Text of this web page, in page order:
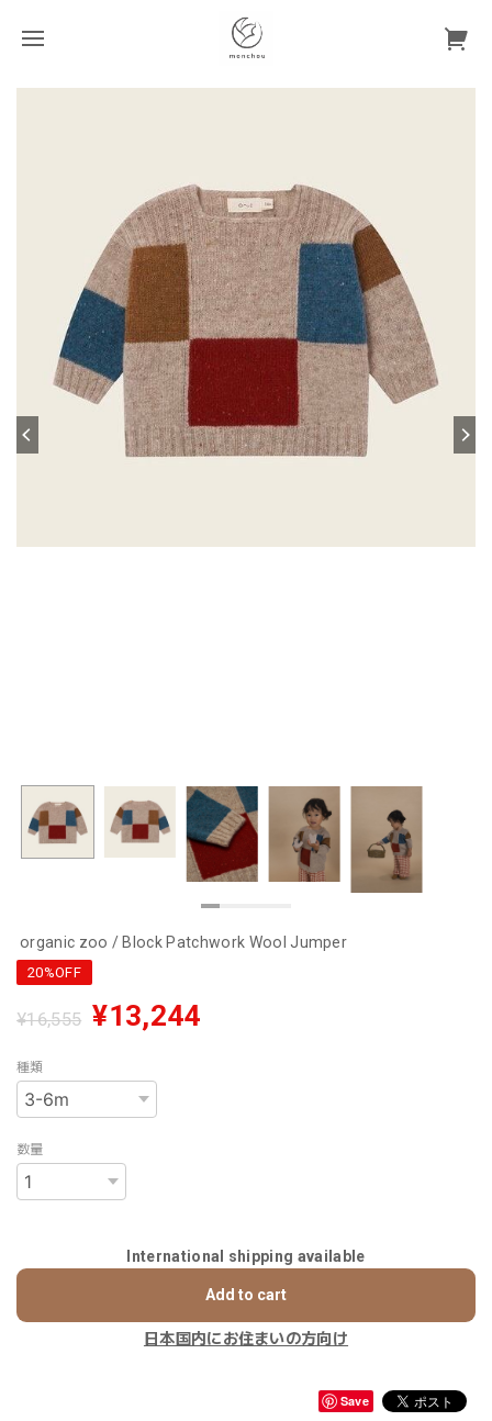
organic zoo / Block Patchwork Wool Jumper
20%OFF
¥16,555 ¥13,244
種類
数量
International shipping available
Add to cart
日本国内にお住まいの方向け
Save